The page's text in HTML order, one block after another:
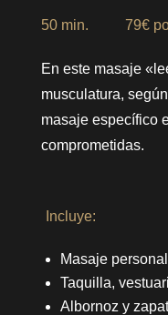
50 min. 79€ por
En este masaje
musculatura,
masaje específico
comprometidas.
Incluye:
Masaje
Taquilla,
Albornoz y